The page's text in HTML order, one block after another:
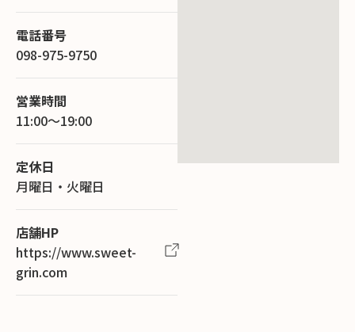
電話番号
098-975-9750
営業時間
11:00～19:00
定休日
月曜日・火曜日
店舗HP
https://www.sweet-
grin.com